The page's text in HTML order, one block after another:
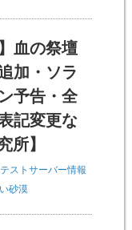
血の祭壇
加・ソラ
予告・全
記変更な
所】
テストサーバー情報
砂漠